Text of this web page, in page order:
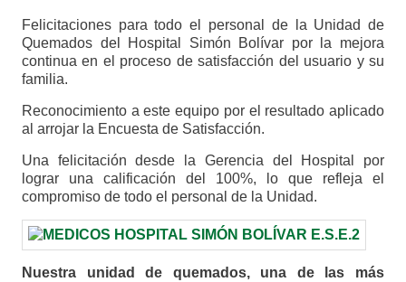
Felicitaciones para todo el personal de la Unidad de
Quemados del Hospital Simón Bolívar por la mejora
continua en el proceso de satisfacción del usuario y su
familia.
Reconocimiento a este equipo por el resultado aplicado
al arrojar la Encuesta de Satisfacción.
Una felicitación desde la Gerencia del Hospital por
lograr una calificación del 100%, lo que refleja el
compromiso de todo el personal de la Unidad.
Nuestra unidad de quemados, una de las más